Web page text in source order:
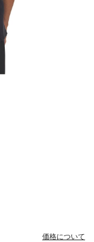
価格について